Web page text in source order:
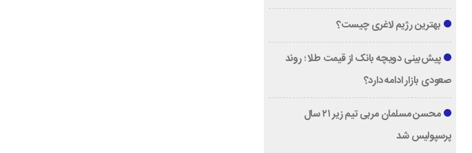
بهترین رژیم لاغری چیست؟
پیش‌بینی دویچه‌ بانک از قیمت طلا ؛ روند
صعودی بازار ادامه دارد؟
محسن مسلمان مربی تیم زیر ۲۱ سال
پرسپولیس شد